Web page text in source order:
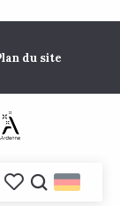
du site